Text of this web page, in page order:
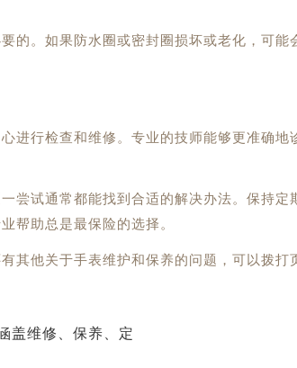
。如果防水圈或密封圈损坏或老化，可能
行检查和维修。专业的技师能够更准确地
试通常都能找到合适的解决办法。保持定
帮助总是最保险的选择。
其他关于手表维护和保养的问题，可以拨打